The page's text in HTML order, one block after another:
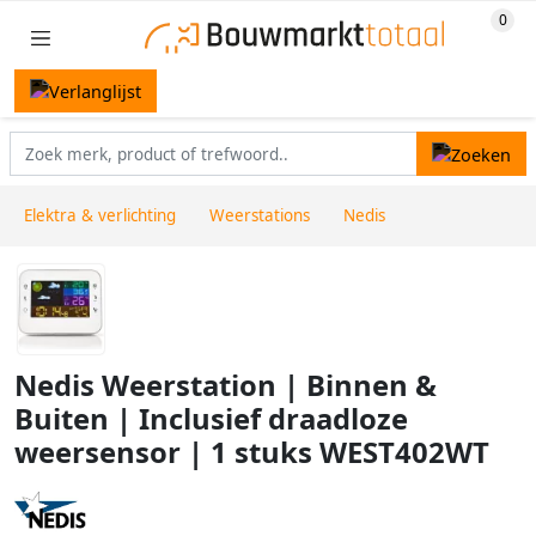
Elektra & verlichting Weerstations Nedis
Nedis Weerstation | Binnen &
Buiten | Inclusief draadloze
weersensor | 1 stuks WEST402WT